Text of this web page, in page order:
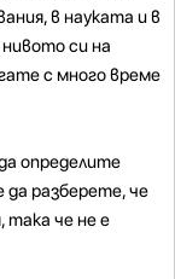
в науката и в
си на
с много време
определите
да разберете, че
така че не е